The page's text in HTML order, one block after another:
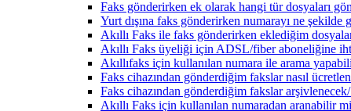
Faks gönderirken ek olarak hangi tür dosyaları
Yurt dışına faks gönderirken numarayı ne şekilde
Akıllı Faks ile faks gönderirken eklediğim
Akıllı Faks üyeliği için ADSL/fiber aboneliğine
Akıllıfaks için kullanılan numara ile arama
Faks cihazından gönderdiğim fakslar nasıl
Faks cihazından gönderdiğim fakslar
Akıllı Faks için kullanılan numaradan aranabilir